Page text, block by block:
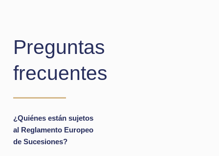
Preguntas
frecuentes
¿Quiénes están sujetos
al Reglamento Europeo
de Sucesiones?